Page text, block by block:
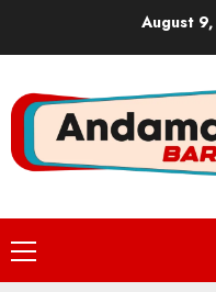
August
Primary
Menu